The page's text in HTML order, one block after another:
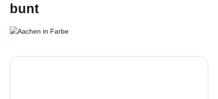
bunt
Bildergalerie überspringen